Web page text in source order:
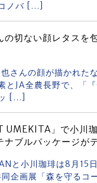
ノバ […]
の切ない顔レタス
さんの顔が描かれた
とJA全農長野で、「
[…]
UMEKITA」で小
ブルパッケージが
と小川珈琲は8月15
企画展「森を守るコ